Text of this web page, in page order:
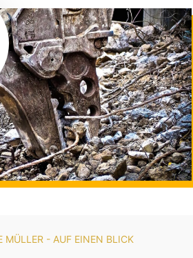
MÜLLER - AUF EINEN BLICK